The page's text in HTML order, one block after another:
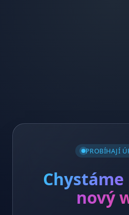
PROBÍHAJÍ
Chystáme
nový